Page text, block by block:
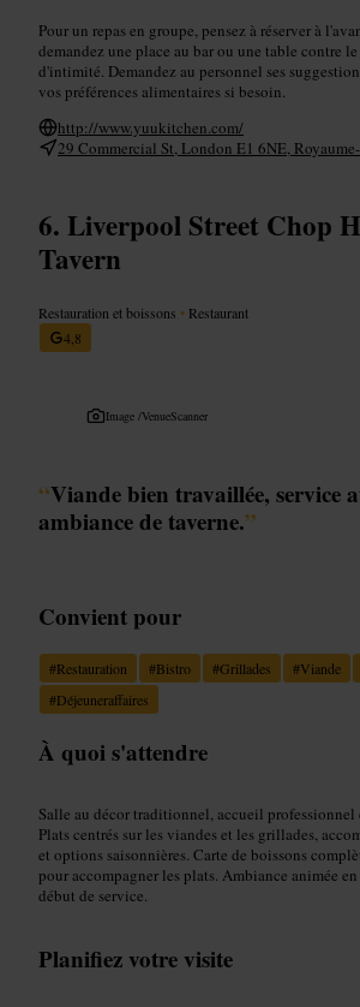
Pour un repas en groupe, pensez à réserver à
demandez une place au bar ou une table contre
d'intimité. Demandez au personnel ses
vos préférences alimentaires si besoin.
http://www.yuukitchen.com/
29 Commercial St, London E1 6NE,
Liverpool Street Chop
Tavern
Restauration et boissons • Restaurant
4,8
Image /VenueScanner
“Viande bien travaillée, service
ambiance de taverne.”
Convient pour
#Restauration #Bistro #Grillades #Viande
#Déjeuneraffaires
À quoi s'attendre
Salle au décor traditionnel, accueil professionnel
Plats centrés sur les viandes et les grillades,
et options saisonnières. Carte de boissons
pour accompagner les plats. Ambiance animée
début de service.
Planifiez votre visite